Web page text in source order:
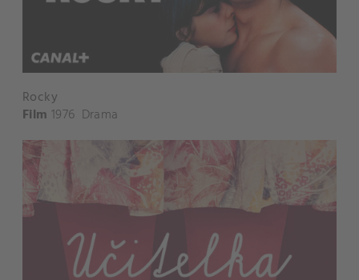
Rocky
Film 1976 Drama